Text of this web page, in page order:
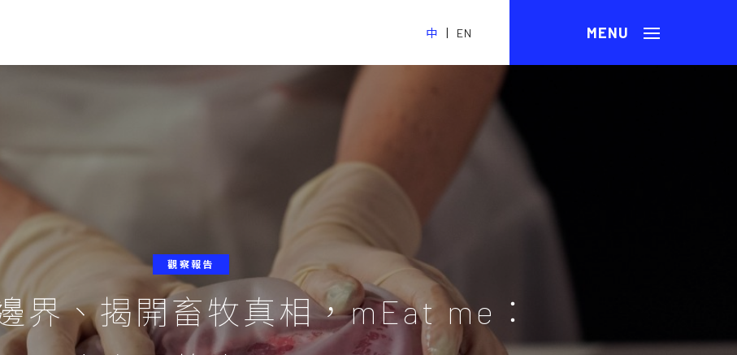
中 | EN
觀察報告
界、揭開畜牧真相，mEat me：